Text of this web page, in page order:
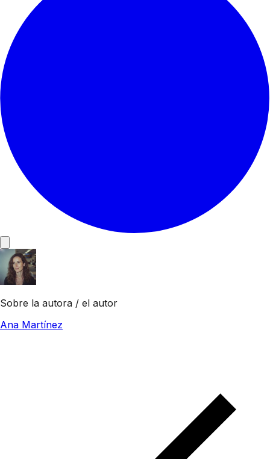
Sobre la autora / el autor
Ana Martínez